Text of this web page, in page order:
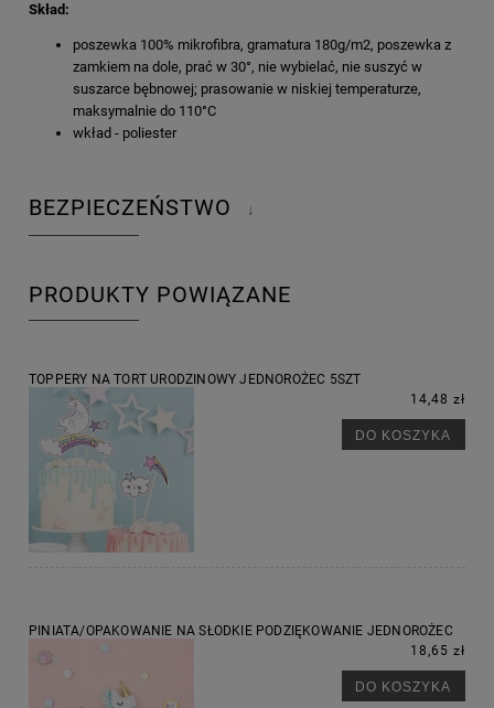
Skład:
poszewka 100% mikrofibra, gramatura 180g/m2, poszewka z
zamkiem na dole, prać w 30°, nie wybielać, nie suszyć w
suszarce bębnowej; prasowanie w niskiej temperaturze,
maksymalnie do 110°C
wkład - poliester
BEZPIECZEŃSTWO ↓
PRODUKTY POWIĄZANE
TOPPERY NA TORT URODZINOWY JEDNOROŻEC 5SZT
14,48 zł
DO KOSZYKA
PINIATA/OPAKOWANIE NA SŁODKIE PODZIĘKOWANIE JEDNOROŻEC
18,65 zł
DO KOSZYKA